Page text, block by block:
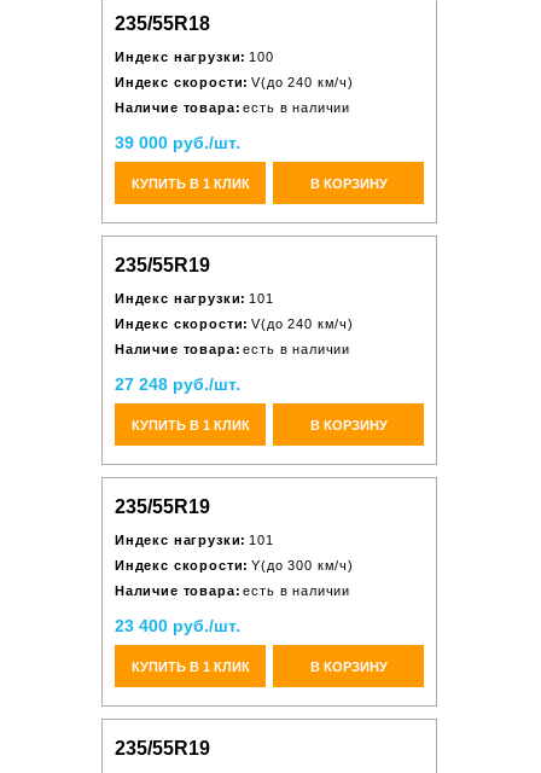
235/55R18
Индекс нагрузки: 100
Индекс скорости: V(до 240 км/ч)
Наличие товара: есть в наличии
39 000 руб./шт.
КУПИТЬ В 1 КЛИК В КОРЗИНУ
235/55R19
Индекс нагрузки: 101
Индекс скорости: V(до 240 км/ч)
Наличие товара: есть в наличии
27 248 руб./шт.
КУПИТЬ В 1 КЛИК В КОРЗИНУ
235/55R19
Индекс нагрузки: 101
Индекс скорости: Y(до 300 км/ч)
Наличие товара: есть в наличии
23 400 руб./шт.
КУПИТЬ В 1 КЛИК В КОРЗИНУ
235/55R19